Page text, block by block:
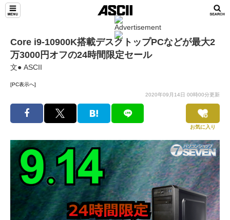
Core i9-10900K搭載デスクトップPCなどが最大2
万3000円オフの24時間限定セール
文● ASCII
[PC表示へ]
2020年09月14日 00時00分更新
お気に入り